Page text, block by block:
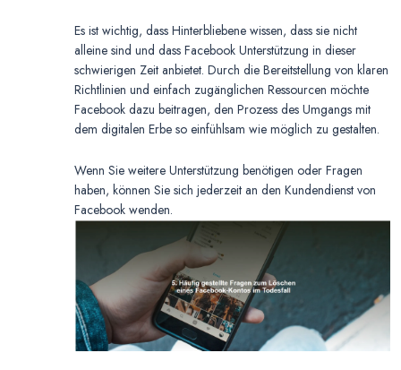
Es ist wichtig, dass Hinterbliebene wissen, dass sie nicht
alleine sind und dass Facebook Unterstützung in dieser
schwierigen Zeit anbietet. Durch die Bereitstellung von klaren
Richtlinien und einfach zugänglichen Ressourcen möchte
Facebook dazu beitragen, den Prozess des Umgangs mit
dem digitalen Erbe so einfühlsam wie möglich zu gestalten.
Wenn Sie weitere Unterstützung benötigen oder Fragen
haben, können Sie sich jederzeit an den Kundendienst von
Facebook wenden.